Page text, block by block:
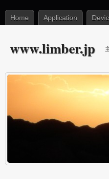
Home Application
www.limber.jp